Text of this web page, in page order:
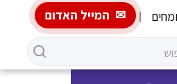
המייל האדום